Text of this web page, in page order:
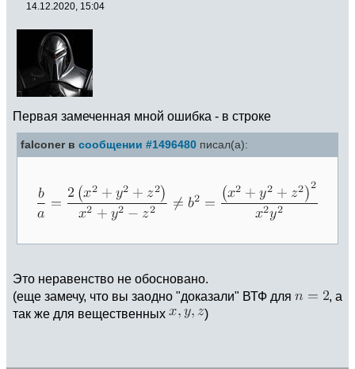
14.12.2020, 15:04
Первая замеченная мной ошибка - в строке
falconer в сообщении #1496480 писал(а):
Это неравенство не обосновано.
(еще замечу, что вы заодно "доказали" ВТФ для
, а
так же для вещественных
)